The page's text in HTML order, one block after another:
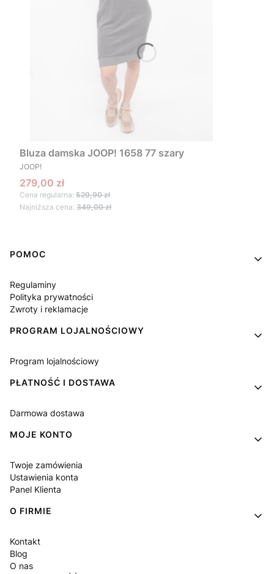
Bluza damska JOOP! 1658 77 szary
PRODUCENT
JOOP!
Cena promocyjna
279,00 zł
Cena regularna: 529,90 zł
Najniższa cena: 349,00 zł
Linki w stopce
POMOC
Regulaminy
Polityka prywatności
Zwroty i reklamacje
PROGRAM LOJALNOŚCIOWY
Program lojalnościowy
PŁATNOŚĆ I DOSTAWA
Darmowa dostawa
MOJE KONTO
Twoje zamówienia
Ustawienia konta
Panel Klienta
O FIRMIE
Kontakt
Blog
O nas